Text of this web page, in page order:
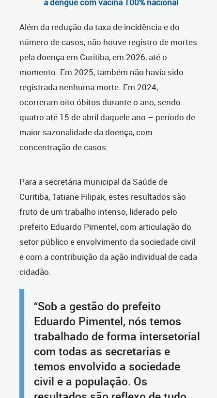
Além da redução da taxa de incidência e do
número de casos, não houve registro de mortes
pela doença em Curitiba, em 2026, até o
momento. Em 2025, também não havia sido
registrada nenhuma morte. Em 2024,
ocorreram oito óbitos durante o ano, sendo
quatro até 15 de abril daquele ano – período de
maior sazonalidade da doença, com
concentração de casos.
Para a secretária municipal da Saúde de
Curitiba, Tatiane Filipak, estes resultados são
fruto de um trabalho intenso, liderado pelo
prefeito Eduardo Pimentel, com articulação do
setor público e envolvimento da sociedade civil
e com a contribuição da ação individual de cada
cidadão.
“Sob a gestão do prefeito
Eduardo Pimentel, nós temos
trabalhado de forma intersetorial
com todas as secretarias e
temos envolvido a sociedade
civil e a população. Os